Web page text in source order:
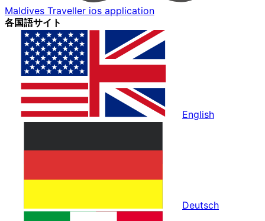
Maldives Traveller ios application
各国語サイト
English
Deutsch